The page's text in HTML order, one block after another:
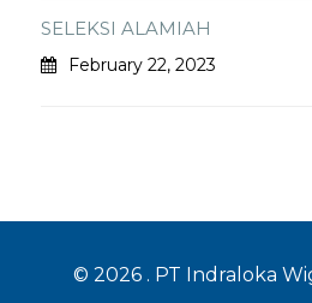
SELEKSI ALAMIAH
February 22, 2023
© 2026 . PT Indraloka